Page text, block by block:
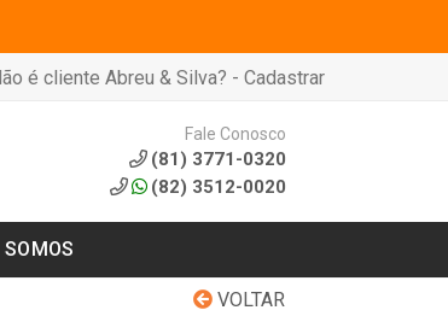
é cliente Abreu & Silva? - Cadastrar
Fale Conosco
(81) 3771-0320
(82) 3512-0020
VOLTAR